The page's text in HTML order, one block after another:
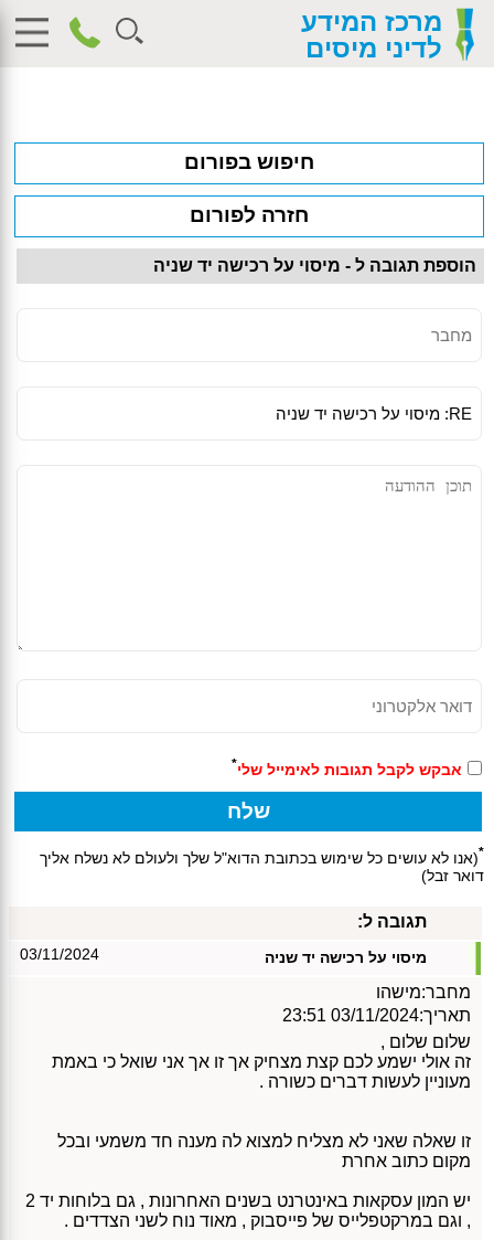
מרכז המידע
לדיני מיסים
חיפוש בפורום
חזרה לפורום
הוספת תגובה ל - מיסוי על רכישה יד שניה
אבקש לקבל תגובות לאימייל שלי*
*(אנו לא עושים כל שימוש בכתובת הדוא"ל שלך ולעולם לא נשלח אליך
דואר זבל)
תגובה ל:
מיסוי על רכישה יד שניה 03/11/2024
מחבר:מישהו
תאריך:03/11/2024 23:51
שלום שלום ,
זה אולי ישמע לכם קצת מצחיק אך זו אך אני שואל כי באמת
מעוניין לעשות דברים כשורה .
זו שאלה שאני לא מצליח למצוא לה מענה חד משמעי ובכל
מקום כתוב אחרת
יש המון עסקאות באינטרנט בשנים האחרונות , גם בלוחות יד 2
, וגם במרקטפלייס של פייסבוק , מאוד נוח לשני הצדדים .